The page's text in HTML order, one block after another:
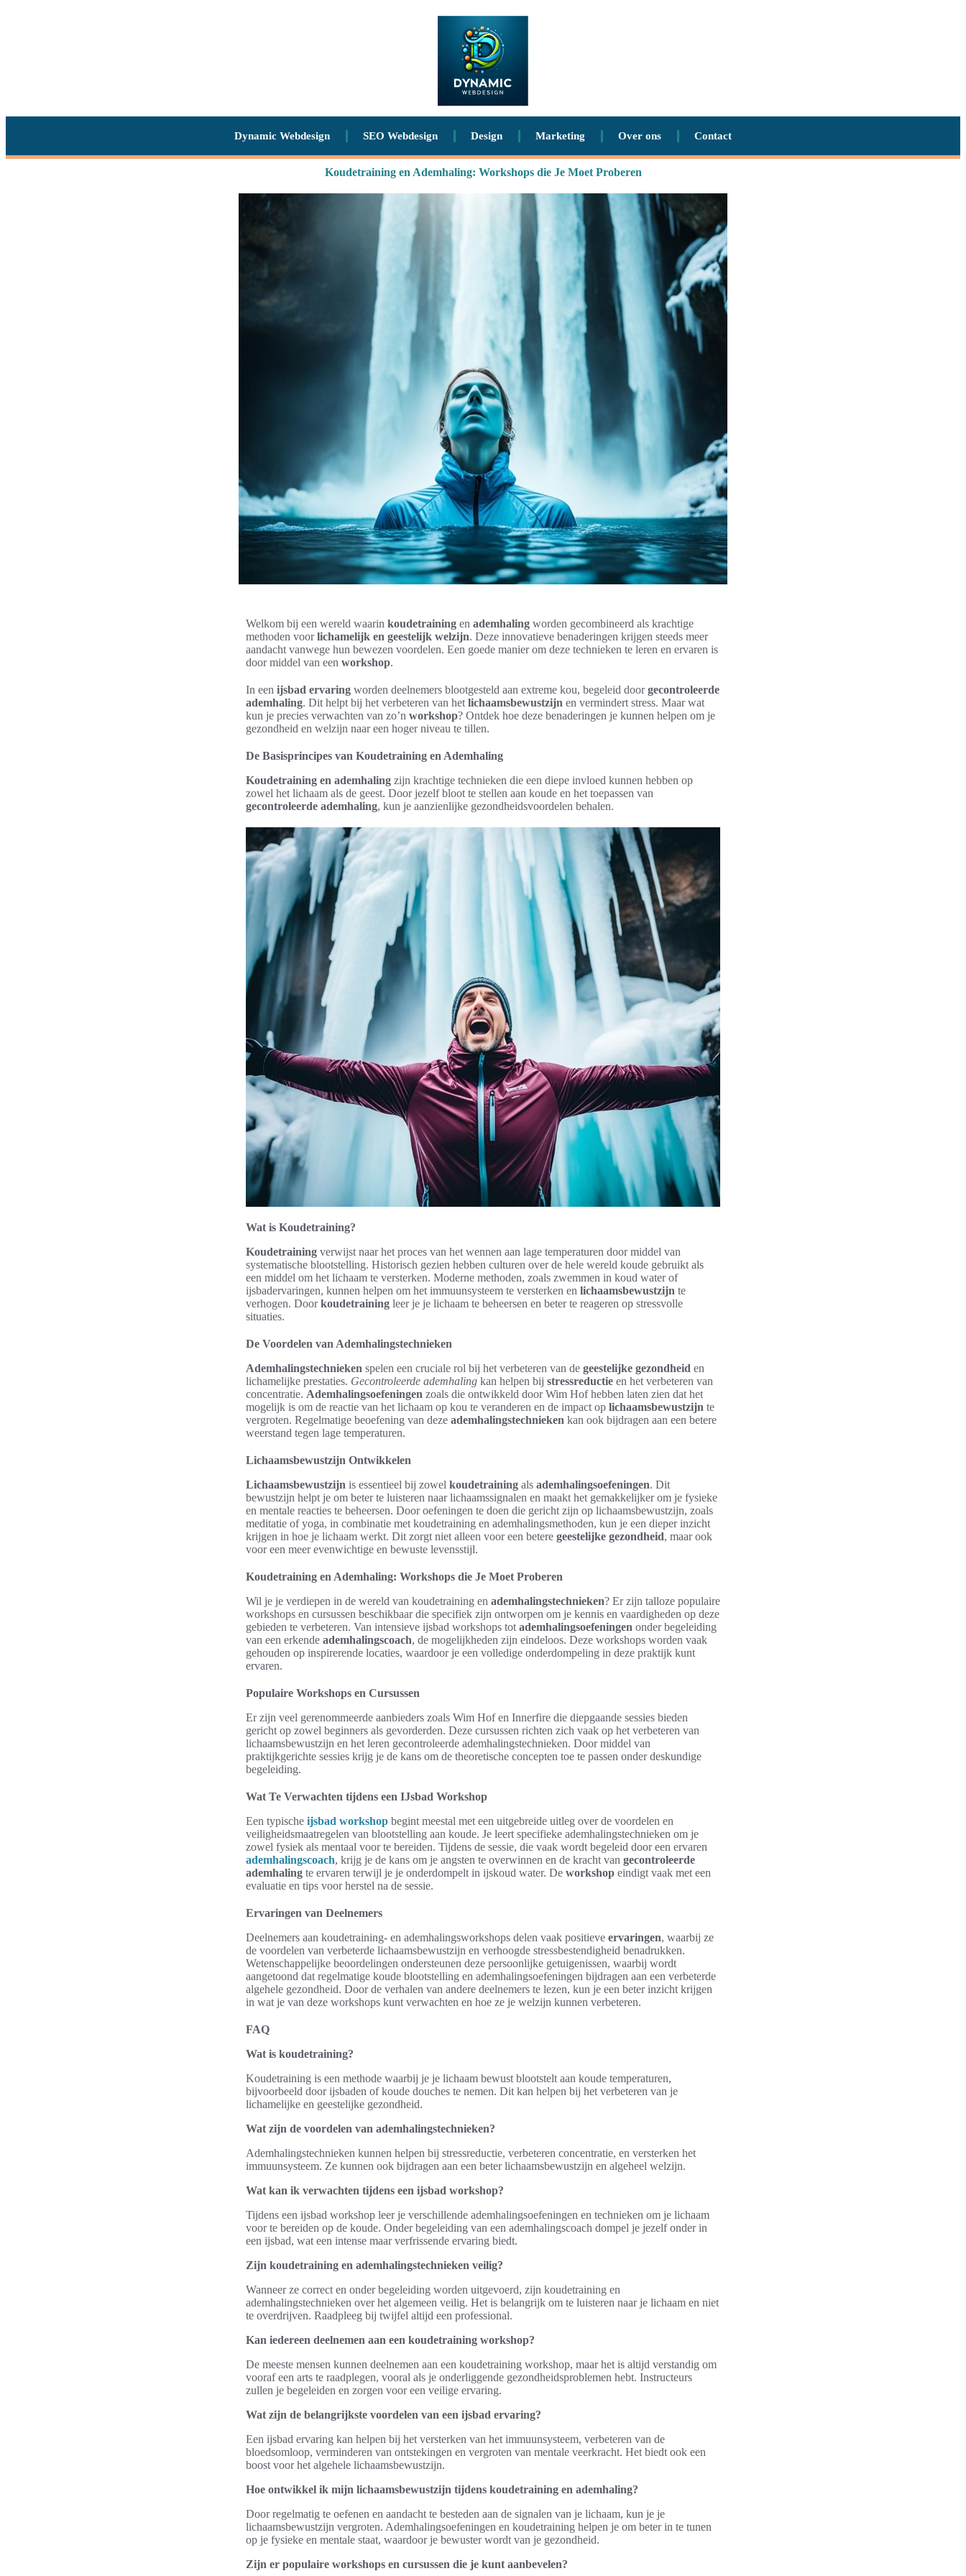
Dynamic Webdesign SEO Webdesign Design Marketing Over ons Contact
Koudetraining en Ademhaling: Workshops die Je Moet Proberen
Welkom bij een wereld waarin koudetraining en ademhaling worden gecombineerd als krachtige
methoden voorlichamelijk en geestelijk welzijn. Deze innovatieve benaderingen krijgen steeds meer
aandacht vanwege hun bewezen voordelen. Een goede manier om deze technieken te leren en ervaren is
door middel van een workshop.
In een ijsbad ervaring worden deelnemers blootgesteld aan extreme kou, begeleid doorgecontroleerde
ademhaling. Dit helpt bij het verbeteren van het lichaamsbewustzijn en vermindert stress. Maar wat
kun je precies verwachten van zo’n workshop? Ontdek hoe deze benaderingen je kunnen helpen om je
gezondheid en welzijn naar een hoger niveau te tillen.
De Basisprincipes van Koudetraining en Ademhaling
Koudetraining en ademhaling zijn krachtige technieken die een diepe invloed kunnen hebben op
zowel het lichaam als de geest. Door jezelf bloot te stellen aan koude en het toepassen van
gecontroleerde ademhaling, kun je aanzienlijke gezondheidsvoordelen behalen.
Wat is Koudetraining?
Koudetraining verwijst naar het proces van het wennen aan lage temperaturen door middel van
systematische blootstelling. Historisch gezien hebben culturen over de hele wereld koude gebruikt als
een middel om het lichaam te versterken. Moderne methoden, zoals zwemmen in koud water of
ijsbadervaringen, kunnen helpen om het immuunsysteem te versterken en lichaamsbewustzijn te
verhogen. Doorkoudetraining leer je je lichaam te beheersen en beter te reageren op stressvolle
situaties.
De Voordelen van Ademhalingstechnieken
Ademhalingstechnieken spelen een cruciale rol bij het verbeteren van de geestelijke gezondheid en
lichamelijke prestaties. Gecontroleerde ademhaling kan helpen bij stressreductie en het verbeteren van
concentratie. Ademhalingsoefeningen zoals die ontwikkeld door Wim Hof hebben laten zien dat het
mogelijk is om de reactie van het lichaam op kou te veranderen en de impact op lichaamsbewustzijn te
vergroten. Regelmatige beoefening van deze ademhalingstechnieken kan ook bijdragen aan een betere
weerstand tegen lage temperaturen.
Lichaamsbewustzijn Ontwikkelen
Lichaamsbewustzijn is essentieel bij zowel koudetraining als ademhalingsoefeningen. Dit
bewustzijn helpt je om beter te luisteren naar lichaamssignalen en maakt het gemakkelijker om je fysieke
en mentale reacties te beheersen. Door oefeningen te doen die gericht zijn op lichaamsbewustzijn, zoals
meditatie of yoga, in combinatie met koudetraining en ademhalingsmethoden, kun je een dieper inzicht
krijgen in hoe je lichaam werkt. Dit zorgt niet alleen voor een betere geestelijke gezondheid, maar ook
voor een meer evenwichtige en bewuste levensstijl.
Koudetraining en Ademhaling: Workshops die Je Moet Proberen
Wil je je verdiepen in de wereld van koudetraining en ademhalingstechnieken? Er zijn talloze populaire
workshops en cursussen beschikbaar die specifiek zijn ontworpen om je kennis en vaardigheden op deze
gebieden te verbeteren. Van intensieve ijsbad workshops tot ademhalingsoefeningen onder begeleiding
van een erkende ademhalingscoach, de mogelijkheden zijn eindeloos. Deze workshops worden vaak
gehouden op inspirerende locaties, waardoor je een volledige onderdompeling in deze praktijk kunt
ervaren.
Populaire Workshops en Cursussen
Er zijn veel gerenommeerde aanbieders zoals Wim Hof en Innerfire die diepgaande sessies bieden
gericht op zowel beginners als gevorderden. Deze cursussen richten zich vaak op het verbeteren van
lichaamsbewustzijn en het leren gecontroleerde ademhalingstechnieken. Door middel van
praktijkgerichte sessies krijg je de kans om de theoretische concepten toe te passen onder deskundige
begeleiding.
Wat Te Verwachten tijdens een IJsbad Workshop
Een typische ijsbad workshop begint meestal met een uitgebreide uitleg over de voordelen en
veiligheidsmaatregelen van blootstelling aan koude. Je leert specifieke ademhalingstechnieken om je
zowel fysiek als mentaal voor te bereiden. Tijdens de sessie, die vaak wordt begeleid door een ervaren
ademhalingscoach, krijg je de kans om je angsten te overwinnen en de kracht van gecontroleerde
ademhaling te ervaren terwijl je je onderdompelt in ijskoud water. De workshop eindigt vaak met een
evaluatie en tips voor herstel na de sessie.
Ervaringen van Deelnemers
Deelnemers aan koudetraining- en ademhalingsworkshops delen vaak positieve ervaringen, waarbij ze
de voordelen van verbeterde lichaamsbewustzijn en verhoogde stressbestendigheid benadrukken.
Wetenschappelijke beoordelingen ondersteunen deze persoonlijke getuigenissen, waarbij wordt
aangetoond dat regelmatige koude blootstelling en ademhalingsoefeningen bijdragen aan een verbeterde
algehele gezondheid. Door de verhalen van andere deelnemers te lezen, kun je een beter inzicht krijgen
in wat je van deze workshops kunt verwachten en hoe ze je welzijn kunnen verbeteren.
FAQ
Wat is koudetraining?
Koudetraining is een methode waarbij je je lichaam bewust blootstelt aan koude temperaturen,
bijvoorbeeld door ijsbaden of koude douches te nemen. Dit kan helpen bij het verbeteren van je
lichamelijke en geestelijke gezondheid.
Wat zijn de voordelen van ademhalingstechnieken?
Ademhalingstechnieken kunnen helpen bij stressreductie, verbeteren concentratie, en versterken het
immuunsysteem. Ze kunnen ook bijdragen aan een beter lichaamsbewustzijn en algeheel welzijn.
Wat kan ik verwachten tijdens een ijsbad workshop?
Tijdens een ijsbad workshop leer je verschillende ademhalingsoefeningen en technieken om je lichaam
voor te bereiden op de koude. Onder begeleiding van een ademhalingscoach dompel je jezelf onder in
een ijsbad, wat een intense maar verfrissende ervaring biedt.
Zijn koudetraining en ademhalingstechnieken veilig?
Wanneer ze correct en onder begeleiding worden uitgevoerd, zijn koudetraining en
ademhalingstechnieken over het algemeen veilig. Het is belangrijk om te luisteren naar je lichaam en niet
te overdrijven. Raadpleeg bij twijfel altijd een professional.
Kan iedereen deelnemen aan een koudetraining workshop?
De meeste mensen kunnen deelnemen aan een koudetraining workshop, maar het is altijd verstandig om
vooraf een arts te raadplegen, vooral als je onderliggende gezondheidsproblemen hebt. Instructeurs
zullen je begeleiden en zorgen voor een veilige ervaring.
Wat zijn de belangrijkste voordelen van een ijsbad ervaring?
Een ijsbad ervaring kan helpen bij het versterken van het immuunsysteem, verbeteren van de
bloedsomloop, verminderen van ontstekingen en vergroten van mentale veerkracht. Het biedt ook een
boost voor het algehele lichaamsbewustzijn.
Hoe ontwikkel ik mijn lichaamsbewustzijn tijdens koudetraining en ademhaling?
Door regelmatig te oefenen en aandacht te besteden aan de signalen van je lichaam, kun je je
lichaamsbewustzijn vergroten. Ademhalingsoefeningen en koudetraining helpen je om beter in te tunen
op je fysieke en mentale staat, waardoor je bewuster wordt van je gezondheid.
Zijn er populaire workshops en cursussen die je kunt aanbevelen?